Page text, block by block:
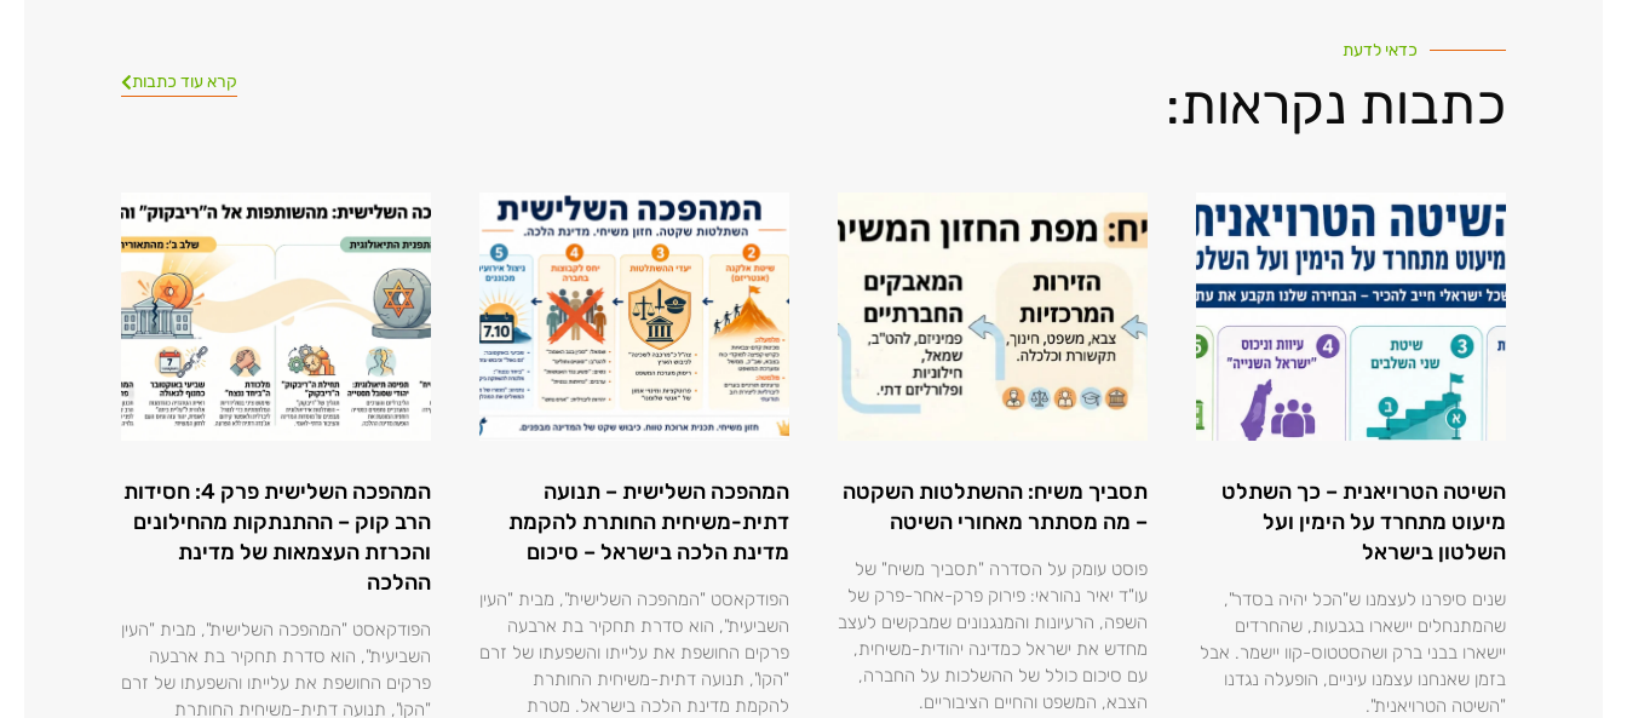
כדאי לדעת
כתבות נקראות: קרא עוד כתבות
השיטה הטרויאנית – כך השתלט
מיעוט מתחרד על הימין ועל
השלטון בישראל
שנים סיפרנו לעצמנו ש"הכל יהיה בסדר",
שהמתנחלים יישארו בגבעות, שהחרדים
יישארו בבני ברק ושהסטטוס-קוו יישמר. אבל
בזמן שאנחנו עצמנו עיניים, הופעלה נגדנו
"השיטה הטרויאנית".
תסביך משיח: ההשתלטות השקטה
– מה מסתתר מאחורי השיטה
פוסט עומק על הסדרה "תסביך משיח" של
עו"ד יאיר נהוראי: פירוק פרק-אחר-פרק של
השפה, הרעיונות והמנגנונים שמבקשים לעצב
מחדש את ישראל כמדינה יהודית-משיחית,
עם סיכום כולל של ההשלכות על החברה,
הצבא, המשפט והחיים הציבוריים.
המהפכה השלישית – תנועה
דתית-משיחית החותרת להקמת
מדינת הלכה בישראל – סיכום
הפודקאסט "המהפכה השלישית", מבית "העין
השביעית", הוא סדרת תחקיר בת ארבעה
פרקים החושפת את עלייתו והשפעתו של זרם
"הקו", תנועה דתית-משיחית החותרת
להקמת מדינת הלכה בישראל. מטרת
המהפכה השלישית פרק 4: חסידות
הרב קוק – ההתנתקות מהחילונים
והכרזת העצמאות של מדינת
ההלכה
הפודקאסט "המהפכה השלישית", מבית "העין
השביעית", הוא סדרת תחקיר בת ארבעה
פרקים החושפת את עלייתו והשפעתו של זרם
"הקו", תנועה דתית-משיחית החותרת